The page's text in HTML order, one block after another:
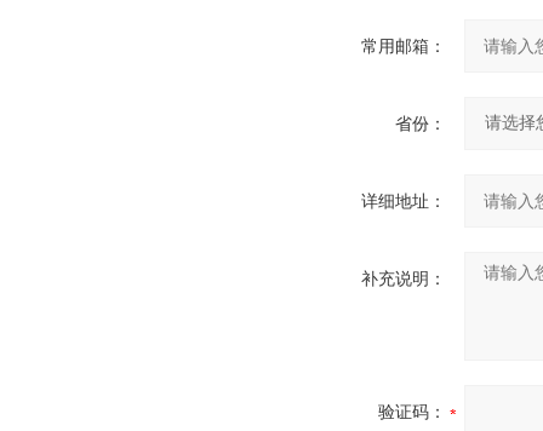
常用邮箱：
省份：
详细地址：
补充说明：
验证码：